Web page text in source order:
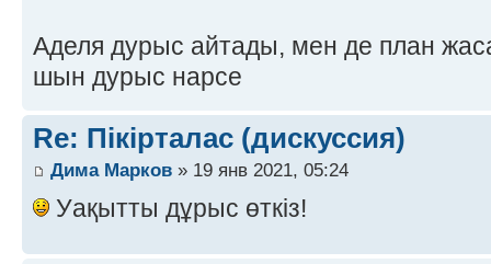
Аделя дурыс айтады, мен де план
шын дурыс нарсе
Re: Пікірталас (дискуссия)
Дима Марков » 19 янв 2021, 05:24
Уақытты дұрыс өткіз!